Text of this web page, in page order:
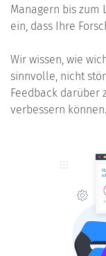
Managern bis zum
ein, dass Ihre
Wir wissen, wie
sinnvolle, nicht
Feedback darüber
verbessern können.